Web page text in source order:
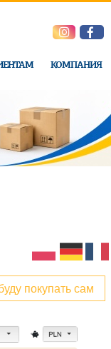
КОМПАНИЯ
покупать сам